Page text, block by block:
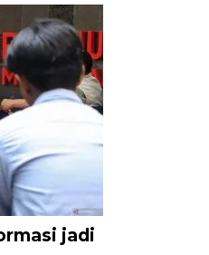
jadi